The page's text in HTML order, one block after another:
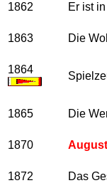
1862 Er ist
1863 Die
1864
1865 Die
1870
1872 Das